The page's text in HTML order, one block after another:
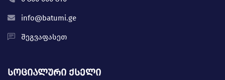
info@batumi.ge
შეგვაფასეთ
სოციალური ქსელი